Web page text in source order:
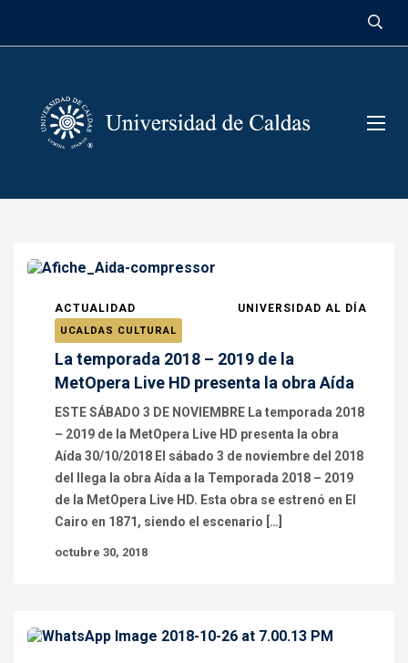
ACTUALIDAD UNIVERSIDAD AL DÍA
UCALDAS CULTURAL
La temporada 2018 – 2019 de la
MetOpera Live HD presenta la obra Aída
ESTE SÁBADO 3 DE NOVIEMBRE La temporada 2018
– 2019 de la MetOpera Live HD presenta la obra
Aída 30/10/2018 El sábado 3 de noviembre del 2018
del llega la obra Aída a la Temporada 2018 – 2019
de la MetOpera Live HD. Esta obra se estrenó en El
Cairo en 1871, siendo el escenario […]
octubre 30, 2018